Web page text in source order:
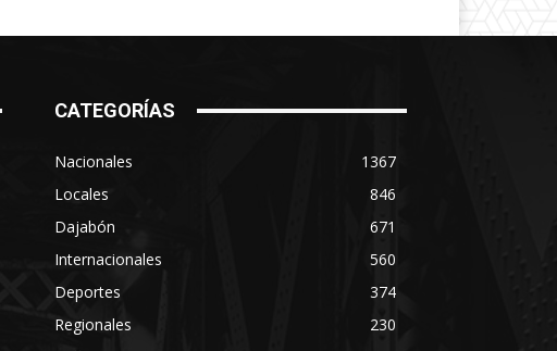
CATEGORÍAS
Nacionales
1367
Locales
846
Dajabón
671
Internacionales
560
Deportes
374
Regionales
230